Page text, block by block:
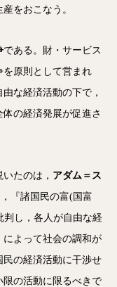
をおこなう。
である。財・サービス
原則として営まれ
な経済活動の下で，
の経済発展が促進さ
たのは， アダム＝ス
『諸国民の富(国富
判し，各人が自由な経
によって社会の調和が
の経済活動に干渉せ
の活動に限るべきで